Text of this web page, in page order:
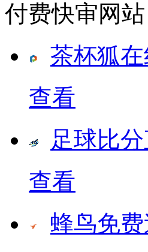
付费快审网站
茶杯狐
查看
足球比
查看
蜂鸟免费